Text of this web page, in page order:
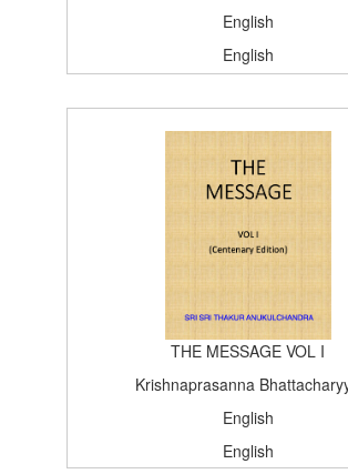
English
English
1964-09-27T15:26:37Z
BOOK_TOPICS
THE MESSAGE VOL I
Krishnaprasanna
English
English